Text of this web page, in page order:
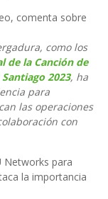
comenta sobre
como los
de la Canción de
2023, ha
para
las operaciones
con
Networks para
la importancia